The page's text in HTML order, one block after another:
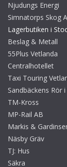
Njudungs Energi
Simnatorps Skog
Lagerbutiken i
Beslag & Metall
55Plus Vetlanda
Centralhotellet
Taxi Touring
Sandbäckens Rör
TM-Kross
MP-Rail AB
Markis &
Näsby Gräv
TJ: Hus
Säkra